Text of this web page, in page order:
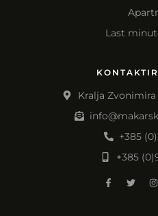
Last
Kralja Zvonimira
+385
+385